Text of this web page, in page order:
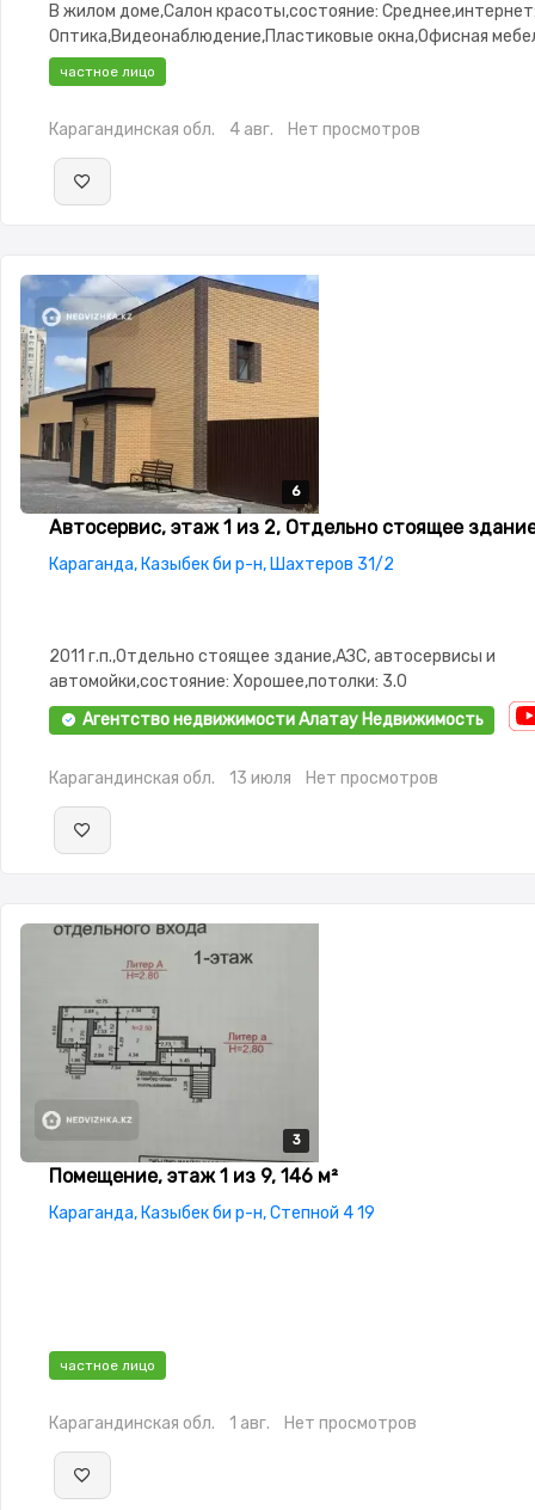
В жилом доме,Салон красоты,состояние:
Оптика,Видеонаблюдение,Пластиковые окна,Офисная
частное лицо
Карагандинская обл. 4 авг. Нет просмотров
6
6
6
6
6
Автосервис, этаж 1 из 2, Отдельно стоящее
Караганда, Казыбек би р-н, Шахтеров 31/2
2011 г.п.,Отдельно стоящее здание,АЗС, автосервисы и
автомойки,состояние: Хорошее,потолки: 3.0
Агентство недвижимости Алатау Недвижимость
Карагандинская обл. 13 июля Нет просмотров
3
3
3
Помещение, этаж 1 из 9, 146 м²
Караганда, Казыбек би р-н, Степной 4 19
частное лицо
Карагандинская обл. 1 авг. Нет просмотров